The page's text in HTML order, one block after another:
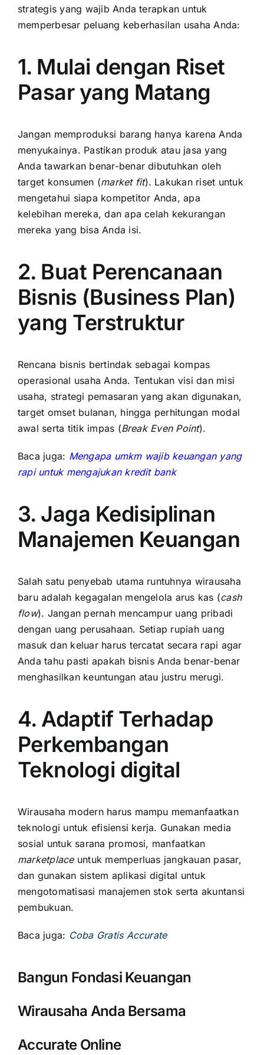
strategis yang wajib Anda terapkan untuk
memperbesar peluang keberhasilan usaha Anda:
1. Mulai dengan Riset
Pasar yang Matang
Jangan memproduksi barang hanya karena Anda
menyukainya. Pastikan produk atau jasa yang
Anda tawarkan benar-benar dibutuhkan oleh
target konsumen (market fit). Lakukan riset untuk
mengetahui siapa kompetitor Anda, apa
kelebihan mereka, dan apa celah kekurangan
mereka yang bisa Anda isi.
2. Buat Perencanaan
Bisnis (Business Plan)
yang Terstruktur
Rencana bisnis bertindak sebagai kompas
operasional usaha Anda. Tentukan visi dan misi
usaha, strategi pemasaran yang akan digunakan,
target omset bulanan, hingga perhitungan modal
awal serta titik impas (Break Even Point).
Baca juga: Mengapa umkm wajib keuangan yang
rapi untuk mengajukan kredit bank
3. Jaga Kedisiplinan
Manajemen Keuangan
Salah satu penyebab utama runtuhnya wirausaha
baru adalah kegagalan mengelola arus kas (cash
flow). Jangan pernah mencampur uang pribadi
dengan uang perusahaan. Setiap rupiah uang
masuk dan keluar harus tercatat secara rapi agar
Anda tahu pasti apakah bisnis Anda benar-benar
menghasilkan keuntungan atau justru merugi.
4. Adaptif Terhadap
Perkembangan
Teknologi digital
Wirausaha modern harus mampu memanfaatkan
teknologi untuk efisiensi kerja. Gunakan media
sosial untuk sarana promosi, manfaatkan
marketplaceuntuk memperluas jangkauan pasar,
dan gunakan sistem aplikasi digital untuk
mengotomatisasi manajemen stok serta akuntansi
pembukuan.
Baca juga: Coba Gratis Accurate
Bangun Fondasi Keuangan
Wirausaha Anda Bersama
Accurate Online